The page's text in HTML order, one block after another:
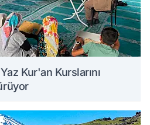
Kur'an Kurslarını